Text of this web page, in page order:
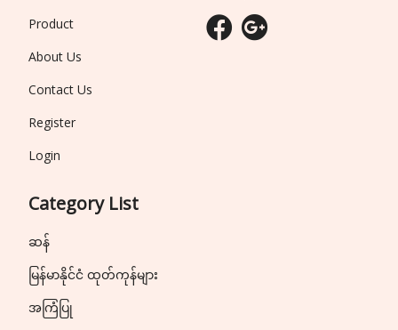
Product
About Us
Contact Us
Register
Login
Category List
ဆန်
မြန်မာနိုင်ငံ ထုတ်ကုန်များ
အကြံပြု